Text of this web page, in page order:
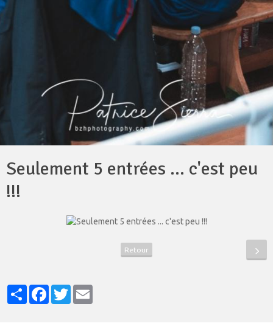
Seulement 5 entrées ... c'est peu
!!!
Retour
PartagerFacebook
Twitter